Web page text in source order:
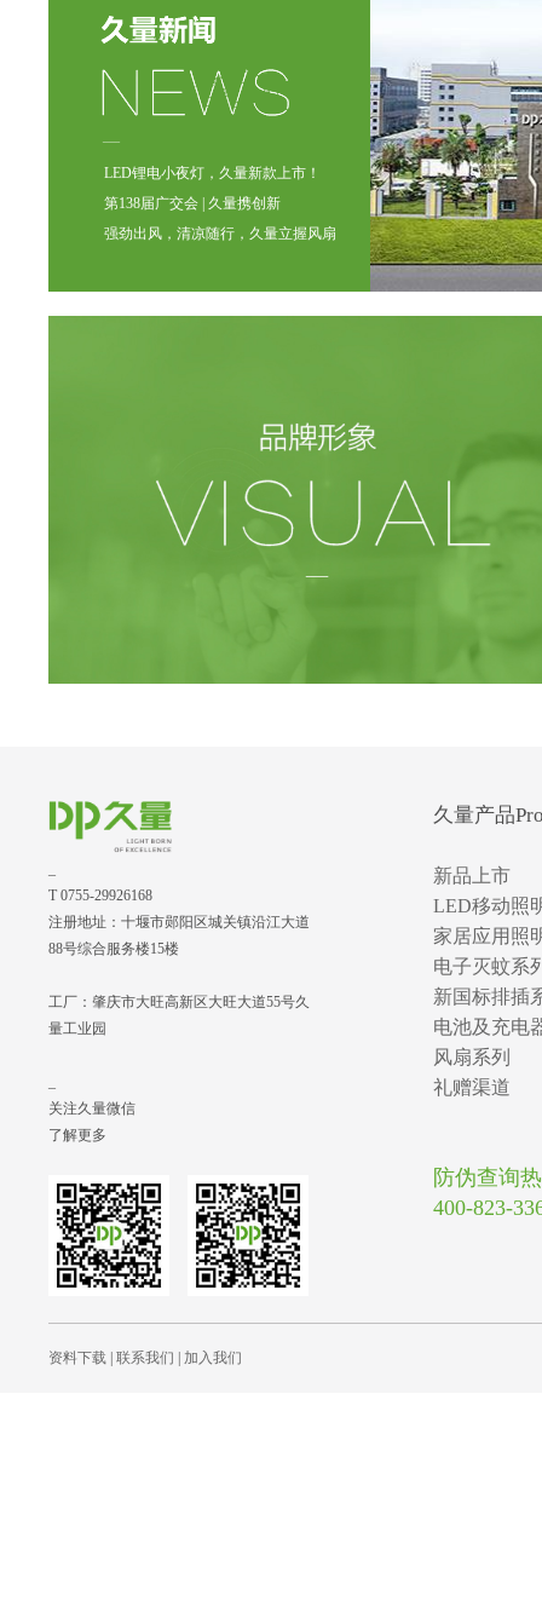
LED锂电小夜灯，久量新款上市！
第138届广交会 | 久量携创新
强劲出风，清凉随行，久量立握风扇
T 0755-29926168
注册地址：十堰市郧阳区城关镇沿江大道
88号综合服务楼15楼
工厂：肇庆市大旺高新区大旺大道55号久
量工业园
关注久量微信
了解更多
久量产品
新品上市
LED移动照
家居应用照
电子灭蚊系
新国标排插
电池及充电
风扇系列
礼赠渠道
防伪查询
400-823-
资料下载 联系我们 加入我们